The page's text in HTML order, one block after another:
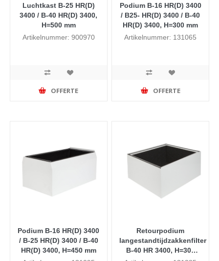
Luchtkast B-25 HR(D)
3400 / B-40 HR(D) 3400,
H=500 mm
Artikelnummer: 900970
OFFERTE
Podium B-16 HR(D) 3400
/ B25- HR(D) 3400 / B-40
HR(D) 3400, H=300 mm
Artikelnummer: 131065
OFFERTE
Podium B-16 HR(D) 3400
/ B-25 HR(D) 3400 / B-40
HR(D) 3400, H=450 mm
Retourpodium
langestandtijdzakkenfilter
B-40 HR 3400, H=300